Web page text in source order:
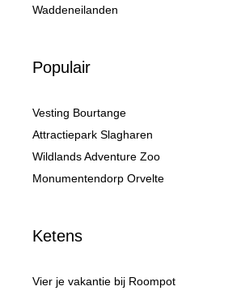
Waddeneilanden
Populair
Vesting Bourtange
Attractiepark Slagharen
Wildlands Adventure Zoo
Monumentendorp Orvelte
Ketens
Vier je vakantie bij Roompot